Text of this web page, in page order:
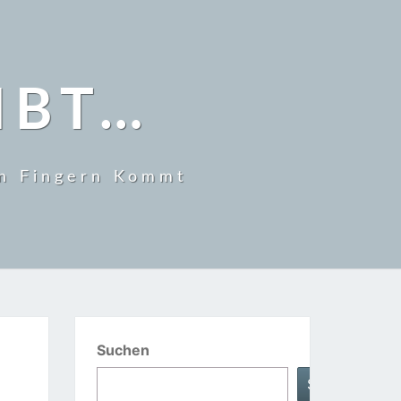
Fingern Kommt
Suchen
Suchen